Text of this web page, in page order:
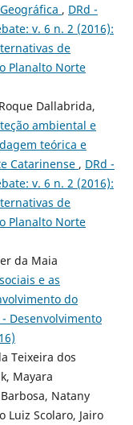
, DRd -
v. 6 n. 2 (2016):
de
Planalto Norte
Dallabrida,
ambiental e
teórica e
Catarinense , DRd -
v. 6 n. 2 (2016):
de
Planalto Norte
da Maia
e as
do
- Desenvolvimento
Teixeira dos
Mayara
Natany
Luiz Scolaro, Jairo